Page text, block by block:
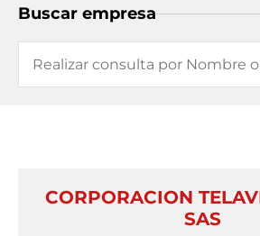
Buscar empresa
CORPORACION
SAS